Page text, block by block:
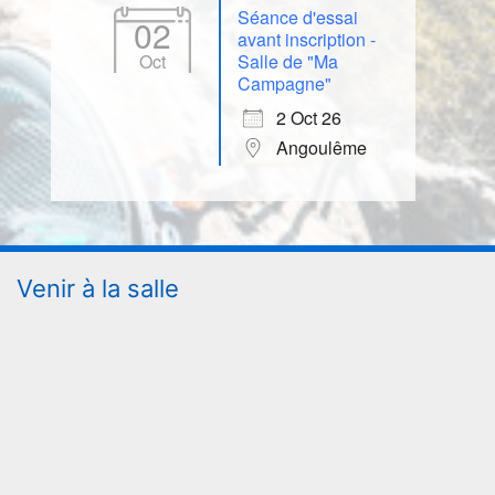
02
Oct
Séance d'essai
avant inscription -
Salle de "Ma
Campagne"
2 Oct 26
Angoulême
Venir à la salle